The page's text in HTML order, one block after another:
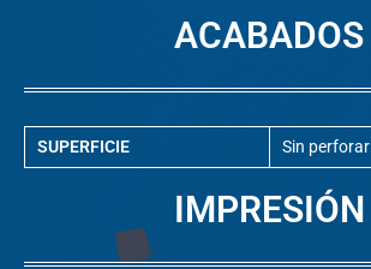
ACABADOS
SUPERFICIE Sin perforar
IMPRESIÓN